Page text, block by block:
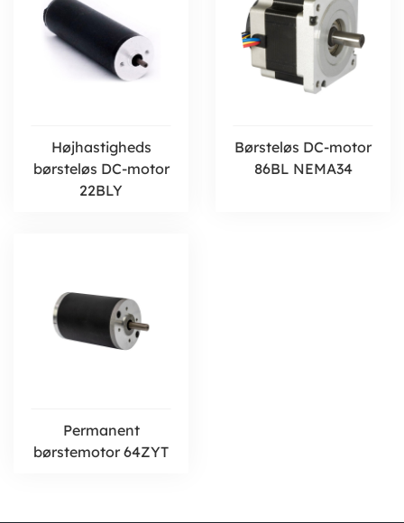
Højhastigheds
børsteløs DC-motor
22BLY
Børsteløs DC-motor
86BL NEMA34
Permanent
børstemotor 64ZYT